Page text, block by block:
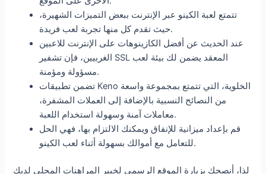
تتمتع لعبة الكينو عبر الإنترنت ببعض التميزات الشهيرة،
حيث تقدم كل منها تجربة لعب فريدة.
عند الحديث عن أفضل الكازينوهات على الإنترنت للاعبين
الغربيين، فإن تشفير SSL المعقد يضمن لك بيئة لعب
مسؤولة ومؤمنة.
تضمن تطبيقات Keno الخلوية، التي تتمتع بمجموعة واسعة
من النصائح النسبية بالإضافة إلى العملات المشفرة،
معاملات آمنة وسهولة استخدام اللعبة.
قم بإعداد ميزانية للإنفاق ويمكنك الالتزام بها، فهي الحل
للتعامل مع أموالك بسهولة أثناء لعب الكينو.
لذا، أنصحك بزيارة الموقع الرسمي لخبير المراهنات المحلي لديك